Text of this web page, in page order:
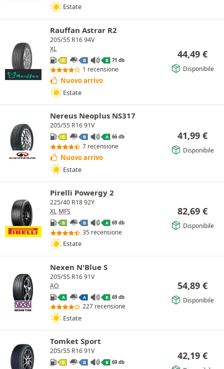
Estate
Rauffan Astrar R2
205/55 R16 94V
XL
C B B 71 db
1 recensione
Nuovo arrivo
Estate
44,49 €
Disponibile
Nereus Neoplus NS317
205/55 R16 91V
C B A 66 db
7 recensione
Nuovo arrivo
Estate
41,99 €
Disponibile
Pirelli Powergy 2
225/40 R18 92Y
XL MFS
B B A 69 db
35 recensione
Estate
82,69 €
Disponibile
Nexen N'Blue S
205/55 R16 91V
AO
A A B 69 db
227 recensione
Estate
54,89 €
Disponibile
Tomket Sport
205/55 R16 91V
C B B 69 db
42,19 €